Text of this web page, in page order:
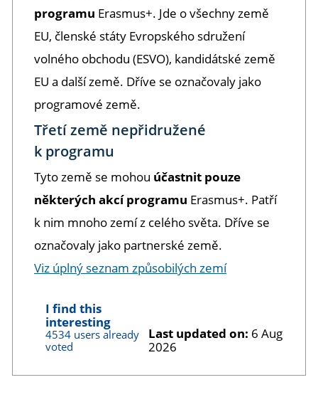
programu Erasmus+. Jde o všechny země
EU, členské státy Evropského sdružení
volného obchodu (ESVO), kandidátské země
EU a další země. Dříve se označovaly jako
programové země.
Třetí země nepřidružené
k programu
Tyto země se mohou účastnit pouze
některých akcí programu Erasmus+. Patří
k nim mnoho zemí z celého světa. Dříve se
označovaly jako partnerské země.
Viz úplný seznam způsobilých zemí
I find this
interesting
4534 users already
voted
Last updated on: 6 Aug
2026